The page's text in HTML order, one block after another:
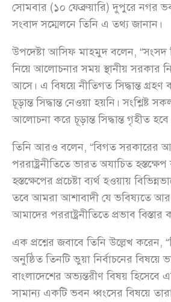
সোমবার (১০ ফেব্রুয়ারি) দুপুরে নগর
সংবাদ সম্মেলনে তিনি এ তথ্য জানান।
উপদেষ্টা আসিফ মাহমুদ বলেন, “সংসদ
নিয়ে আলোচনার সময় স্থানীয় সরকার
আসে। এ বিষয়ে নীতিগত সিদ্ধান্ত গ্রহণ
চূড়ান্ত সিদ্ধান্ত নেওয়া হয়নি। সংশ্লিষ্ট
আলোচনা করে চূড়ান্ত সিদ্ধান্ত গৃহীত
তিনি আরও বলেন, “বিগত সরকারের
পররাষ্ট্রনীতিতে ভারত অযাচিত
হস্তক্ষেপের প্রচেষ্টা ব্যর্থ হওয়ায়
তবে আমরা আশাবাদী যে ভবিষ্যতে আর
আমাদের পররাষ্ট্রনীতিতে প্রভাব
এক প্রশ্নের জবাবে তিনি উল্লেখ
অনুষ্ঠিত তিনটি ভুয়া নির্বাচনের বিষয়ে
বাংলাদেশের অভ্যন্তরীণ বিষয় হিসেবে
সামান্য একটি ভবন ধ্বংসের বিষয়ে